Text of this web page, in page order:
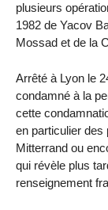
plusieurs
1982 de Yacov
Mossad et de la
Arrêté à Lyon le
condamné à la
cette
en particulier des
Mitterrand ou
qui révèle plus
renseignement